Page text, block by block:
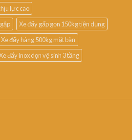
lực cao
Xe đẩy gấp gọn 150kg tiện dụng
Xe đẩy hàng 500kg mặt bàn
đẩy inox dọn vệ sinh 3 tầng